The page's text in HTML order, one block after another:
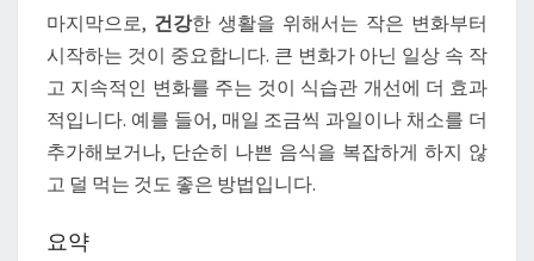
마지막으로, 건강한 생활을 위해서는 작은 변화부터
시작하는 것이 중요합니다. 큰 변화가 아닌 일상 속 작
고 지속적인 변화를 주는 것이 식습관 개선에 더 효과
적입니다. 예를 들어, 매일 조금씩 과일이나 채소를 더
추가해보거나, 단순히 나쁜 음식을 복잡하게 하지 않
고 덜 먹는 것도 좋은 방법입니다.
요약